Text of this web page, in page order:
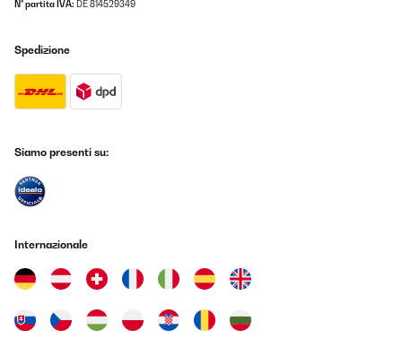
N° partita IVA: DE 814529349
Spedizione
Siamo presenti su:
Internazionale